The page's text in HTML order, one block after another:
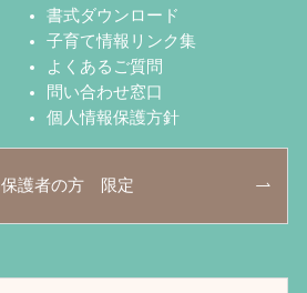
書式ダウンロード
子育て情報リンク集
よくあるご質問
問い合わせ窓口
個人情報保護方針
保護者の方 限定